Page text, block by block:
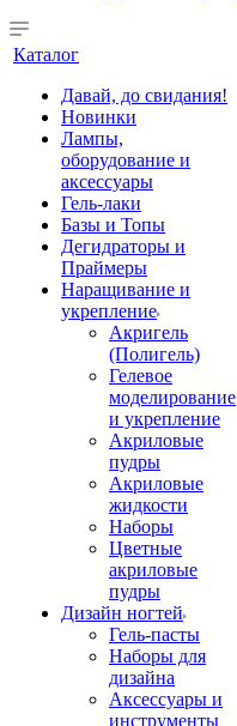
Каталог
Давай, до свидания!
Новинки
Лампы,
оборудование и
аксессуары
Гель-лаки
Базы и Топы
Дегидраторы и
Праймеры
Наращивание и
укрепление
Акригель
(Полигель)
Гелевое
моделирование
и укрепление
Акриловые
пудры
Акриловые
жидкости
Наборы
Цветные
акриловые
пудры
Дизайн ногтей
Гель-пасты
Наборы для
дизайна
Аксессуары и
инструменты